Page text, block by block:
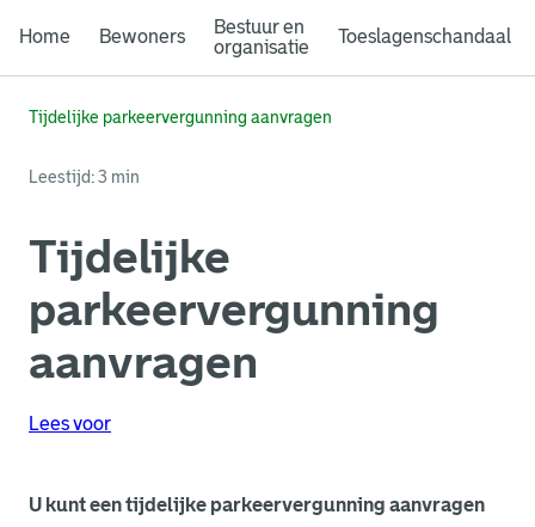
Home Bewoners
Bestuur en
organisatie
Toeslagenschandaal
Tijdelijke parkeervergunning aanvragen
Leestijd: 3 min
Tijdelijke
parkeervergunning
aanvragen
Lees voor
U kunt een tijdelijke parkeervergunning aanvragen